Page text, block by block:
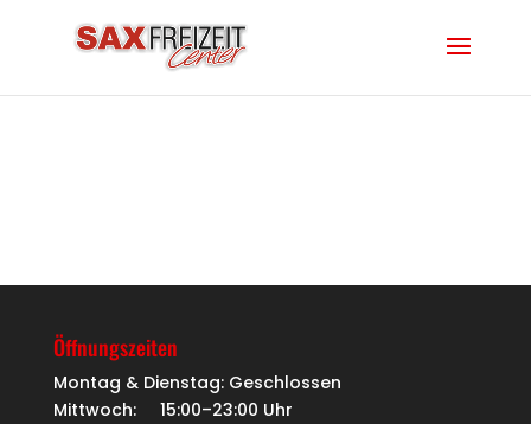
Öffnungszeiten
Montag & Dienstag: Geschlossen
Mittwoch: 15:00–23:00 Uhr